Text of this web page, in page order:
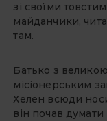
зі своїми
майданчики,
там.
Батько з
місіонерським
Хелен всюди
він почав думати